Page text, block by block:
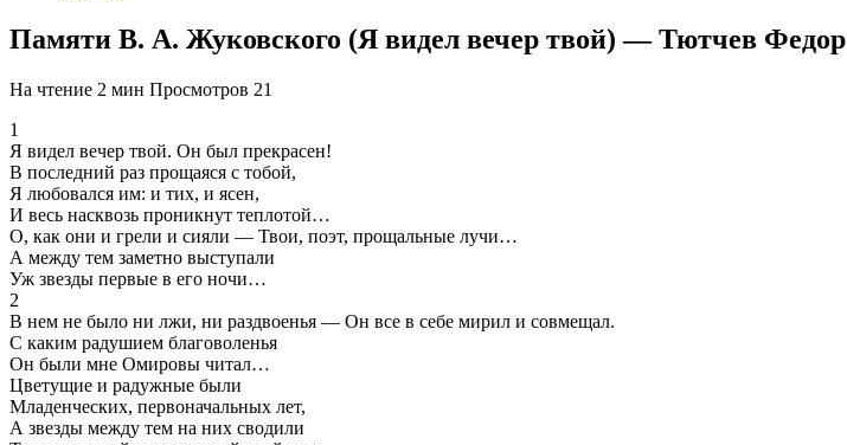
Памяти В. А. Жуковского (Я видел вечер твой) — Тютчев Федор
На чтение 2 мин Просмотров 21
1
Я видел вечер твой. Он был прекрасен!
В последний раз прощаяся с тобой,
Я любовался им: и тих, и ясен,
И весь насквозь проникнут теплотой…
О, как они и грели и сияли — Твои, поэт, прощальные лучи…
А между тем заметно выступали
Уж звезды первые в его ночи…
2
В нем не было ни лжи, ни раздвоенья — Он все в себе мирил и совмещал.
С каким радушием благоволенья
Он были мне Омировы читал…
Цветущие и радужные были
Младенческих, первоначальных лет,
А звезды между тем на них сводили